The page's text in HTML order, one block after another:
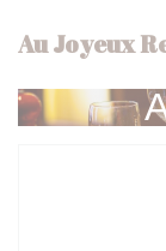
Au Joyeux